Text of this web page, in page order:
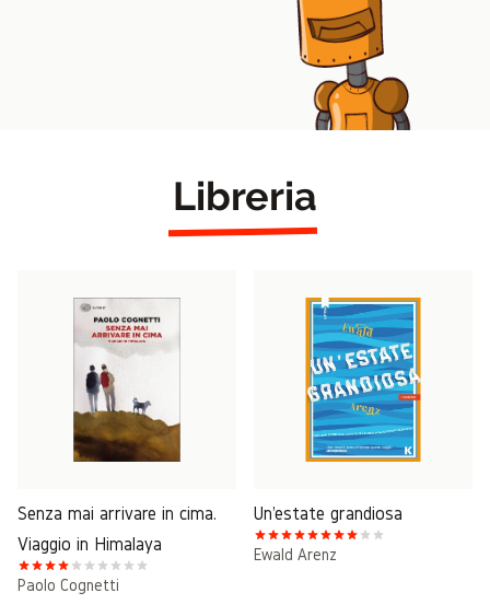
Libreria
Senza mai arrivare in cima.
Viaggio in Himalaya
Paolo Cognetti
Un'estate grandiosa
Ewald Arenz